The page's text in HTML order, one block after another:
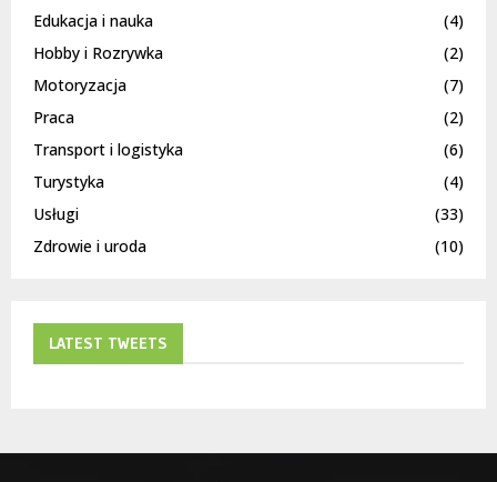
Edukacja i nauka
(4)
Hobby i Rozrywka
(2)
Motoryzacja
(7)
Praca
(2)
Transport i logistyka
(6)
Turystyka
(4)
Usługi
(33)
Zdrowie i uroda
(10)
LATEST TWEETS